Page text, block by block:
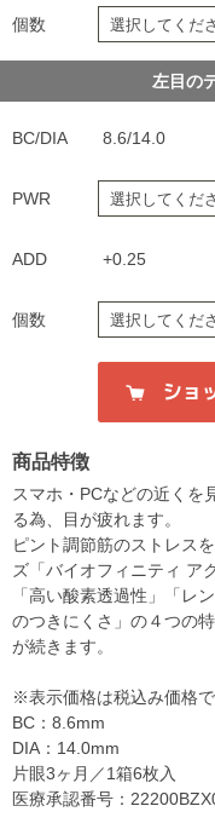
個数
左目の
BC/DIA 8.6/14.0
PWR
ADD +0.25
個数
商品特徴
スマホ・PCなどの近くを
る為、目が疲れます。
ピント調節筋のストレス
ズ「バイオフィニティ ア
「高い酸素透過性」「レ
のつきにくさ」の４つの
が続きます。
※表示価格は税込み価格
BC：8.6mm
DIA：14.0mm
片眼3ヶ月／1箱6枚入
医療承認番号：